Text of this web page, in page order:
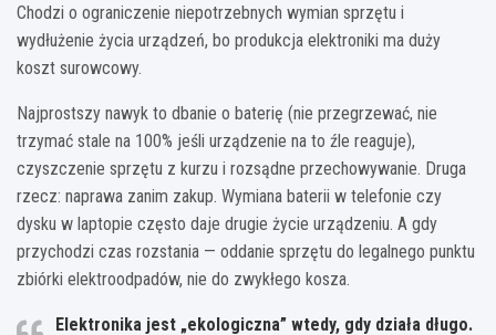
Chodzi o ograniczenie niepotrzebnych wymian sprzętu i
wydłużenie życia urządzeń, bo produkcja elektroniki ma duży
koszt surowcowy.
Najprostszy nawyk to dbanie o baterię (nie przegrzewać, nie
trzymać stale na 100% jeśli urządzenie na to źle reaguje),
czyszczenie sprzętu z kurzu i rozsądne przechowywanie. Druga
rzecz: naprawa zanim zakup. Wymiana baterii w telefonie czy
dysku w laptopie często daje drugie życie urządzeniu. A gdy
przychodzi czas rozstania — oddanie sprzętu do legalnego punktu
zbiórki elektroodpadów, nie do zwykłego kosza.
Elektronika jest „ekologiczna” wtedy, gdy działa długo.